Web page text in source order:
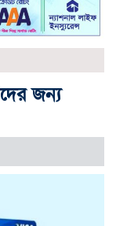
জন্য